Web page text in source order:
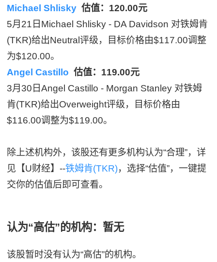
Michael Shlisky 估值：120.00元
5月21日Michael Shlisky - DA Davidson 对铁姆肯
(TKR)给出Neutral评级，目标价格由$117.00调整
为$120.00。
Angel Castillo 估值：119.00元
3月30日Angel Castillo - Morgan Stanley 对铁姆
肯(TKR)给出Overweight评级，目标价格由
$116.00调整为$119.00。
除上述机构外，该股还有更多机构认为“合理”，详
见【U财经】--铁姆肯(TKR)，选择“估值”，一键提
交你的估值后即可查看。
认为“高估”的机构：暂无
该股暂时没有认为“高估”的机构。